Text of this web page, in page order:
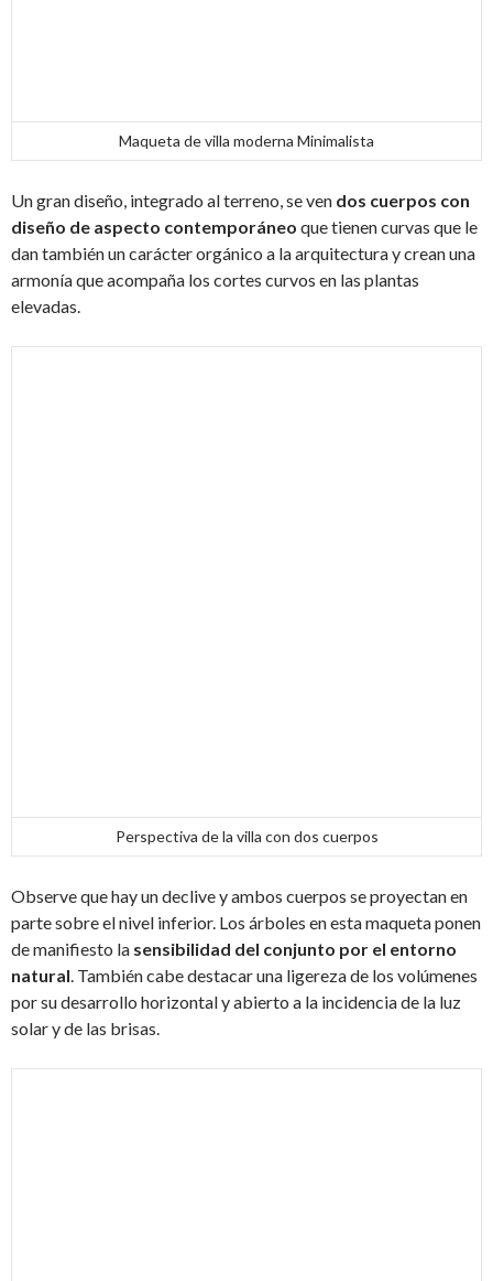
Maqueta de villa moderna Minimalista
Un gran diseño, integrado al terreno, se ven dos cuerpos con
diseño de aspecto contemporáneo que tienen curvas que le
dan también un carácter orgánico a la arquitectura y crean una
armonía que acompaña los cortes curvos en las plantas
elevadas.
Perspectiva de la villa con dos cuerpos
Observe que hay un declive y ambos cuerpos se proyectan en
parte sobre el nivel inferior. Los árboles en esta maqueta ponen
de manifiesto la sensibilidad del conjunto por el entorno
natural . También cabe destacar una ligereza de los volúmenes
por su desarrollo horizontal y abierto a la incidencia de la luz
solar y de las brisas.